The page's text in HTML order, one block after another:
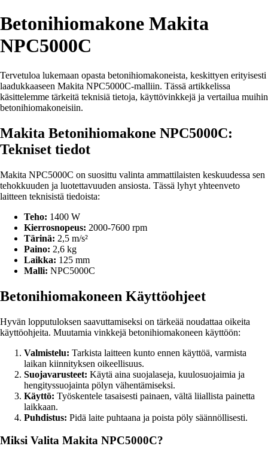
Betonihiomakone Makita
NPC5000C
Tervetuloa lukemaan opasta betonihiomakoneista, keskittyen erityisesti
laadukkaaseen Makita NPC5000C-malliin. Tässä artikkelissa
käsittelemme tärkeitä teknisiä tietoja, käyttövinkkejä ja vertailua muihin
betonihiomakoneisiin.
Makita Betonihiomakone NPC5000C:
Tekniset tiedot
Makita NPC5000C on suosittu valinta ammattilaisten keskuudessa sen
tehokkuuden ja luotettavuuden ansiosta. Tässä lyhyt yhteenveto
laitteen teknisistä tiedoista:
Teho: 1400 W
Kierrosnopeus: 2000-7600 rpm
Tärinä: 2,5 m/s²
Paino: 2,6 kg
Laikka: 125 mm
Malli: NPC5000C
Betonihiomakoneen Käyttöohjeet
Hyvän lopputuloksen saavuttamiseksi on tärkeää noudattaa oikeita
käyttöohjeita. Muutamia vinkkejä betonihiomakoneen käyttöön:
Valmistelu: Tarkista laitteen kunto ennen käyttöä, varmista
laikan kiinnityksen oikeellisuus.
Suojavarusteet: Käytä aina suojalaseja, kuulosuojaimia ja
hengityssuojainta pölyn vähentämiseksi.
Käyttö: Työskentele tasaisesti painaen, vältä liiallista painetta
laikkaan.
Puhdistus: Pidä laite puhtaana ja poista pöly säännöllisesti.
Miksi Valita Makita NPC5000C?